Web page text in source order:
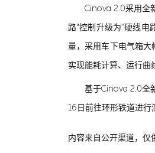
Cinova 2.0采用全
路"控制升级为“硬线电
量，采用车下电气箱大
实现能耗计算、运行曲
基于Cinova 2.0全
16日前往环形铁道进行
内容来自公开渠道，仅